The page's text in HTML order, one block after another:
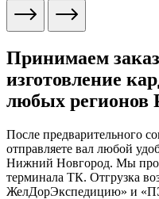
Принимаем
изготовление
любых регионов
После предварительного
отправляете вал любой
Нижний Новгород. Мы
терминала ТК. Отгрузка
ЖелДорЭкспедицию» и